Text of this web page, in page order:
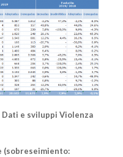
Dati e sviluppi Violenza
(sobreseimiento: